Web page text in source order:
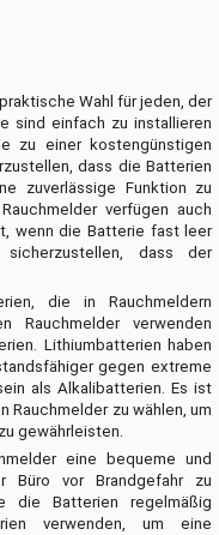
Wahl für jeden, der
sind einfach zu installieren
zu einer kostengünstigen
dass die Batterien
zuverlässige Funktion zu
verfügen auch
wenn die Batterie fast leer
dass der
die in Rauchmeldern
Rauchmelder verwenden
Lithiumbatterien haben
gegen extreme
als Alkalibatterien. Es ist
Rauchmelder zu wählen, um
gewährleisten.
eine bequeme und
Büro vor Brandgefahr zu
die Batterien regelmäßig
verwenden, um eine